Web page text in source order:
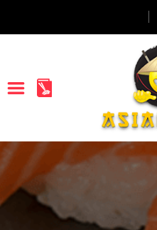
ACCUEIL
LA CARTE